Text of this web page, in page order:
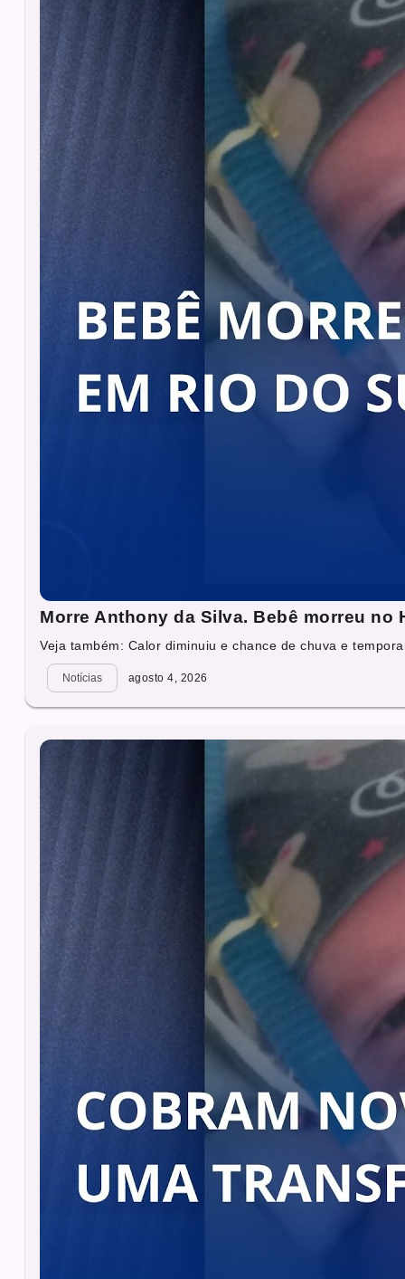
Morre Anthony da Silva. Bebê morreu no
Veja também: Calor diminuiu e chance de chuva e
Notícias agosto 4, 2026